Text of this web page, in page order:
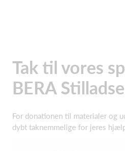
Tak til vores
BERA
For donationen til materialer og
dybt taknemmelige for jeres